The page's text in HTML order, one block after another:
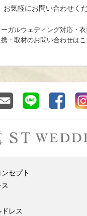
お気軽にお問い合わせくだ
ガルウェディング対応・
・取材のお問い合わせは
セプト
レス